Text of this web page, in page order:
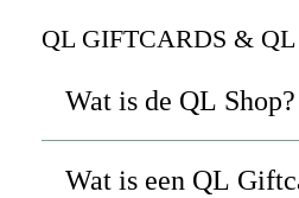
QL GIFTCARDS & QL
Wat is de QL Shop?
Wat is een QL